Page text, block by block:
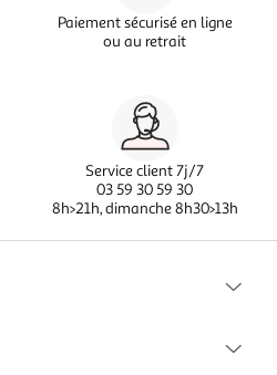
Paiement sécurisé en ligne
ou au retrait
Service client 7j/7
03 59 30 59 30
8h>21h, dimanche 8h30>13h